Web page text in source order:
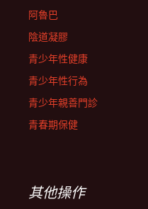
阿魯巴
陰道凝膠
青少年性健康
青少年性行為
青少年親善門診
青春期保健
其他操作